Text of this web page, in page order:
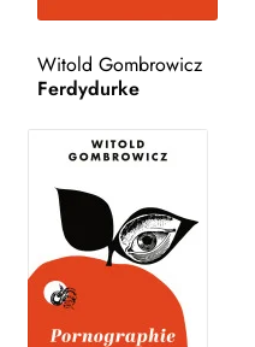
Search:
Witold Gombrowicz
Ferdydurke